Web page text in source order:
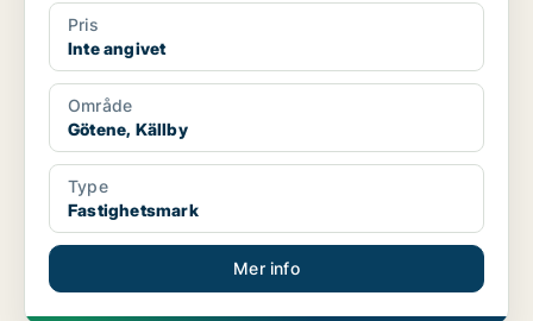
Pris
Inte angivet
Område
Götene, Källby
Type
Fastighetsmark
Mer info